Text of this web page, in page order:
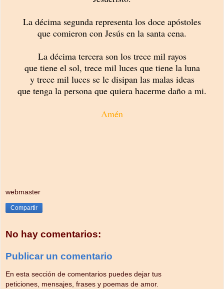
La décima segunda representa los doce apóstoles
que comieron con Jesús en la santa cena.
La décima tercera son los trece mil rayos
que tiene el sol, trece mil luces que tiene la luna
y trece mil luces se le disipan las malas ideas
que tenga la persona que quiera hacerme daño a mi.
Amén
webmaster
Compartir
No hay comentarios:
Publicar un comentario
En esta sección de comentarios puedes dejar tus
peticiones, mensajes, frases y poemas de amor.